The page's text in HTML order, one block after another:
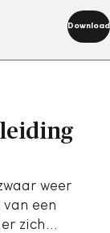
Download
weer
een
zich…